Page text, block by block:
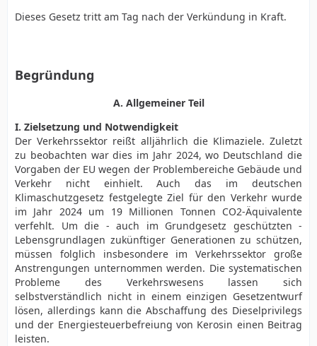
Dieses Gesetz tritt am Tag nach der Verkündung in Kraft.
Begründung
A. Allgemeiner Teil
I. Zielsetzung und Notwendigkeit
Der Verkehrssektor reißt alljährlich die Klimaziele. Zuletzt
zu beobachten war dies im Jahr 2024, wo Deutschland die
Vorgaben der EU wegen der Problembereiche Gebäude und
Verkehr nicht einhielt. Auch das im deutschen
Klimaschutzgesetz festgelegte Ziel für den Verkehr wurde
im Jahr 2024 um 19 Millionen Tonnen CO2-Äquivalente
verfehlt. Um die - auch im Grundgesetz geschützten -
Lebensgrundlagen zukünftiger Generationen zu schützen,
müssen folglich insbesondere im Verkehrssektor große
Anstrengungen unternommen werden. Die systematischen
Probleme des Verkehrswesens lassen sich
selbstverständlich nicht in einem einzigen Gesetzentwurf
lösen, allerdings kann die Abschaffung des Dieselprivilegs
und der Energiesteuerbefreiung von Kerosin einen Beitrag
leisten.